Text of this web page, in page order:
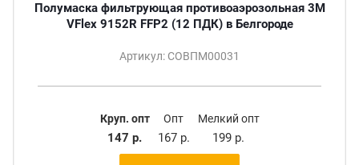
Полумаска фильтрующая противоаэрозольная 3М
VFlex 9152R FFP2 (12 ПДК) в Белгороде
Артикул: СОВПМ00031
Круп. опт
147 р.
Опт
167 р.
Мелкий опт
199 р.